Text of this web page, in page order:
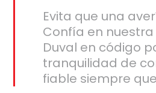
Evita que una
Confía en
Duval en código
tranquilidad de
fiable siempre